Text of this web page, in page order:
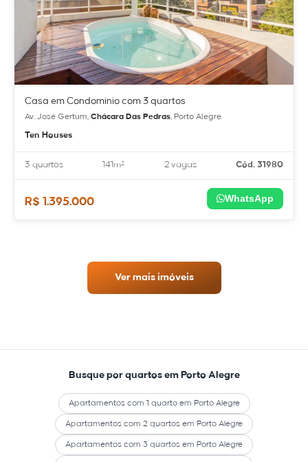
Casa em Condomínio com 3 quartos
Av. José Gertum, Chácara Das Pedras, Porto Alegre
Ten Houses
3 quartos 141m² 2 vagas Cód. 31980
R$ 1.395.000 WhatsApp
Ver mais imóveis
Busque por quartos em Porto Alegre
Apartamentos com 1 quarto em Porto Alegre
Apartamentos com 2 quartos em Porto Alegre
Apartamentos com 3 quartos em Porto Alegre